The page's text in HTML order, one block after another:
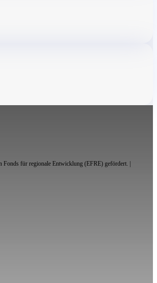
Fonds für regionale Entwicklung (EFRE) gefördert. |